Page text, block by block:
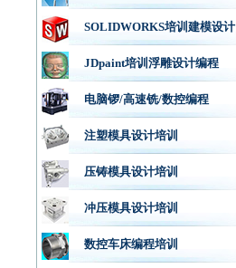
SOLIDWORKS培训建模设计
JDpaint培训浮雕设计编程
电脑锣/高速铣/数控编程
注塑模具设计培训
压铸模具设计培训
冲压模具设计培训
数控车床编程培训